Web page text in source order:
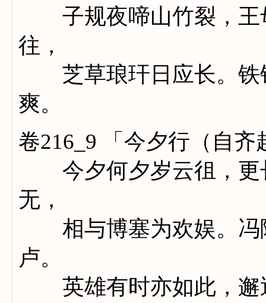
子规夜啼山竹裂，王
往，
芝草琅玕日应长。铁
爽。
卷216_9 「今夕行（自
今夕何夕岁云徂，更
无，
相与博塞为欢娱。冯
卢。
英雄有时亦如此，邂